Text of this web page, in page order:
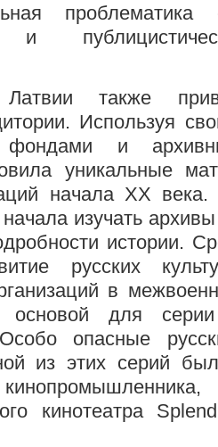
и
также
Используя
фондами и
уникальные
начала ХХ
изучать
истории.
русских
в
для серии
опасные
из этих серий
кинотеатра